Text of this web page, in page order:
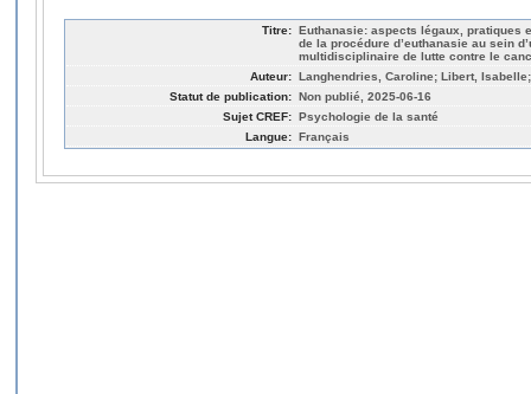
Titre: Euthanasie: aspects légaux, pratiques
de la procédure d’euthanasie au sein
multidisciplinaire de lutte contre le
Auteur: Langhendries, Caroline; Libert,
Statut de publication: Non publié, 2025-06-16
Sujet CREF: Psychologie de la santé
Langue: Français